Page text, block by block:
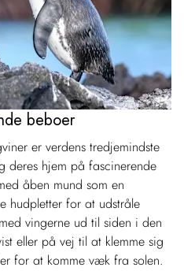
beboer
er verdens tredjemindste
deres hjem på fascinerende
åben mund som en
hudpletter for at udstråle
vingerne ud til siden i den
eller på vej til at klemme sig
for at komme væk fra solen.